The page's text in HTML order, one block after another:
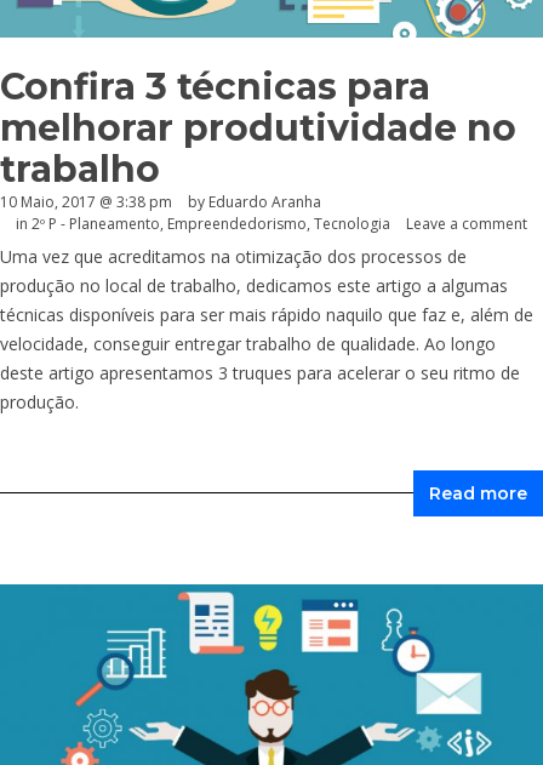
Confira 3 técnicas para
melhorar produtividade no
trabalho
10 Maio, 2017 @ 3:38 pm by Eduardo Aranha
in 2º P - Planeamento, Empreendedorismo, Tecnologia Leave a comment
Uma vez que acreditamos na otimização dos processos de
produção no local de trabalho, dedicamos este artigo a algumas
técnicas disponíveis para ser mais rápido naquilo que faz e, além de
velocidade, conseguir entregar trabalho de qualidade. Ao longo
deste artigo apresentamos 3 truques para acelerar o seu ritmo de
produção.
Read more